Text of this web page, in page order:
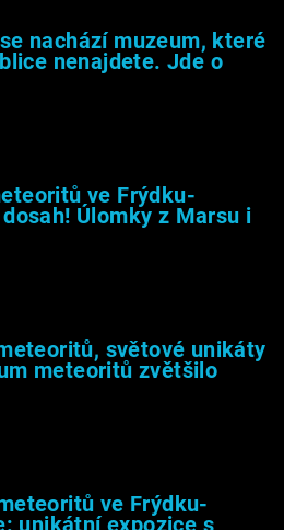
nachází muzeum, které
nenajdete. Jde o
ve Frýdku-
Úlomky z Marsu i
světové unikáty
meteoritů zvětšilo
ve Frýdku-
unikátní expozice s